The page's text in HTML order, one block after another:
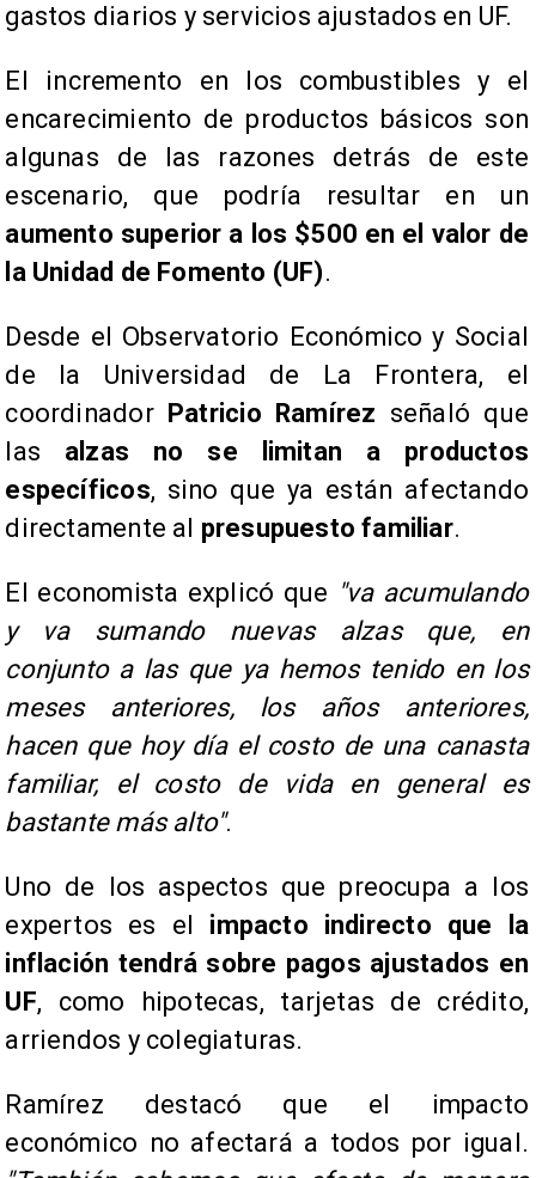
gastos diarios y servicios ajustados en UF.
El incremento en los combustibles y el
encarecimiento de productos básicos son
algunas de las razones detrás de este
escenario, que podría resultar en un
aumento superior a los $500 en el valor de
la Unidad de Fomento (UF).
Desde el Observatorio Económico y Social
de la Universidad de La Frontera, el
coordinador Patricio Ramírez señaló que
las alzas no se limitan a productos
específicos, sino que ya están afectando
directamente al presupuesto familiar.
El economista explicó que "va acumulando
y va sumando nuevas alzas que, en
conjunto a las que ya hemos tenido en los
meses anteriores, los años anteriores,
hacen que hoy día el costo de una canasta
familiar, el costo de vida en general es
bastante más alto".
Uno de los aspectos que preocupa a los
expertos es el impacto indirecto que la
inflación tendrá sobre pagos ajustados en
UF, como hipotecas, tarjetas de crédito,
arriendos y colegiaturas.
Ramírez destacó que el impacto
económico no afectará a todos por igual.